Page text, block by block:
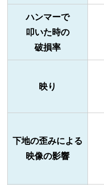
ハンマーで
叩いた時の
破損率
映り
下地の歪みによる
映像の影響